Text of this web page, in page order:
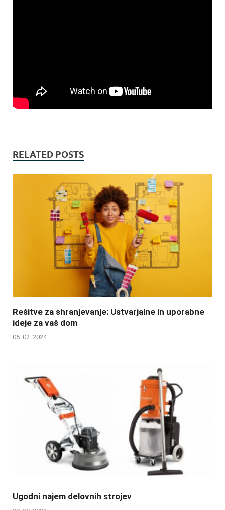
RELATED POSTS
Rešitve za shranjevanje: Ustvarjalne in uporabne
ideje za vaš dom
05. 02. 2024
Ugodni najem delovnih strojev